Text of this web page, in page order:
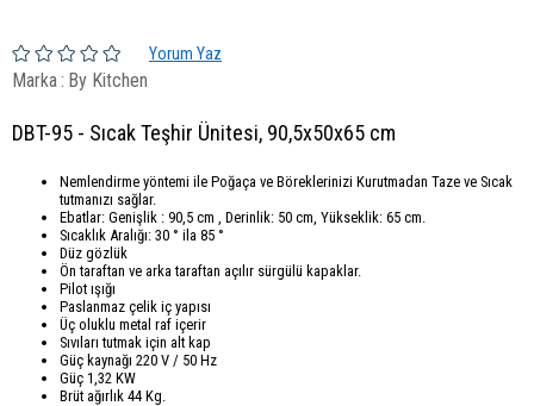
Yorum Yaz
Marka: By Kitchen
DBT-95 - Sıcak Teşhir Ünitesi, 90,5x50x65 cm
Nemlendirme yöntemi ile Poğaça ve Böreklerinizi Kurutmadan Taze ve Sıcak
tutmanızı sağlar.
Ebatlar: Genişlik : 90,5 cm , Derinlik: 50 cm, Yükseklik: 65 cm.
Sıcaklık Aralığı: 30 ° ila 85 °
Düz gözlük
Ön taraftan ve arka taraftan açılır sürgülü kapaklar.
Pilot ışığı
Paslanmaz çelik iç yapısı
Üç oluklu metal raf içerir
Sıvıları tutmak için alt kap
Güç kaynağı 220 V / 50 Hz
Güç 1,32 KW
Brüt ağırlık 44 Kg.